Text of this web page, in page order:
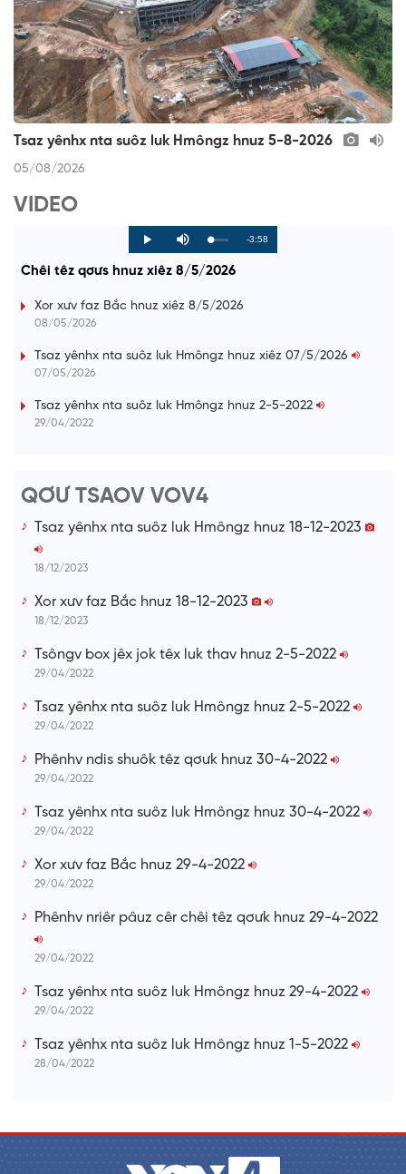
Tsaz yênhx nta suôz luk Hmôngz hnuz 5-8-2026
05/08/2026
VIDEO
P
l
y
M
u
e
L
o
d
0
P
r
g
s
R
i
-3:58
Chêi têz qơưs hnuz xiêz 8/5/2026
Xor xưv faz Bắc hnuz xiêz 8/5/2026
08/05/2026
Tsaz yênhx nta suôz luk Hmôngz hnuz xiêz 07/5/2026
07/05/2026
Tsaz yênhx nta suôz luk Hmôngz hnuz 2-5-2022
29/04/2022
QƠƯ TSAOV VOV4
Tsaz yênhx nta suôz luk Hmôngz hnuz 18-12-2023
18/12/2023
Xor xưv faz Bắc hnuz 18-12-2023
18/12/2023
Tsôngv box jêx jok têx luk thav hnuz 2-5-2022
29/04/2022
Tsaz yênhx nta suôz luk Hmôngz hnuz 2-5-2022
29/04/2022
Phênhv ndis shuôk têz qơưk hnuz 30-4-2022
29/04/2022
Tsaz yênhx nta suôz luk Hmôngz hnuz 30-4-2022
29/04/2022
Xor xưv faz Bắc hnuz 29-4-2022
29/04/2022
Phênhv nriêr pâuz cêr chêi têz qơưk hnuz 29-4-2022
29/04/2022
Tsaz yênhx nta suôz luk Hmôngz hnuz 29-4-2022
29/04/2022
Tsaz yênhx nta suôz luk Hmôngz hnuz 1-5-2022
28/04/2022